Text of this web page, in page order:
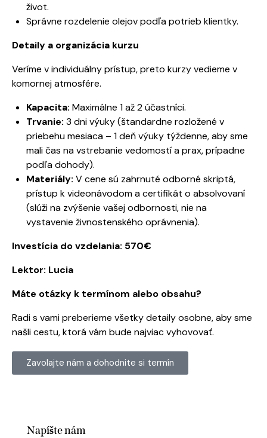
život.
Správne rozdelenie olejov podľa potrieb klientky.
Detaily a organizácia kurzu
Veríme v individuálny prístup, preto kurzy vedieme v
komornej atmosfére.
Kapacita: Maximálne 1 až 2 účastníci.
Trvanie: 3 dni výuky (štandardne rozložené v
priebehu mesiaca – 1 deň výuky týždenne, aby sme
mali čas na vstrebanie vedomostí a prax, prípadne
podľa dohody).
Materiály: V cene sú zahrnuté odborné skriptá,
prístup k videonávodom a certifikát o absolvovaní
(slúži na zvýšenie vašej odbornosti, nie na
vystavenie živnostenského oprávnenia).
Investícia do vzdelania: 570€
Lektor: Lucia
Máte otázky k termínom alebo obsahu?
Radi s vami preberieme všetky detaily osobne, aby sme
našli cestu, ktorá vám bude najviac vyhovovať.
Zavolajte nám a dohodnite si termín
Napíšte nám